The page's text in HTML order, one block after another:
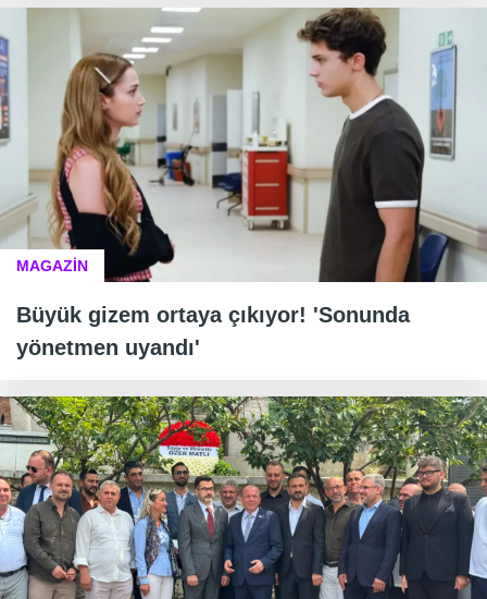
MAGAZİN
Büyük gizem ortaya çıkıyor! 'Sonunda
yönetmen uyandı'